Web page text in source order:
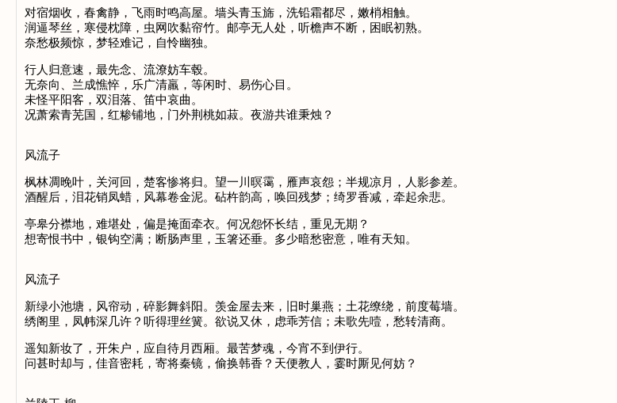
对宿烟收，春禽静，飞雨时鸣高屋。墙头青玉旆，洗铅霜都尽，嫩梢相触。
润逼琴丝，寒侵枕障，虫网吹黏帘竹。邮亭无人处，听檐声不断，困眠初熟。
奈愁极频惊，梦轻难记，自怜幽独。
行人归意速，最先念、流潦妨车毂。
无奈向、兰成憔悴，乐广清羸，等闲时、易伤心目。
未怪平阳客，双泪落、笛中哀曲。
况萧索青芜国，红糁铺地，门外荆桃如菽。夜游共谁秉烛？
风流子
枫林凋晚叶，关河回，楚客惨将归。望一川暝霭，雁声哀怨；半规凉月，人影参差。
酒醒后，泪花销凤蜡，风幕卷金泥。砧杵韵高，唤回残梦；绮罗香减，牵起余悲。
亭皋分襟地，难堪处，偏是掩面牵衣。何况怨怀长结，重见无期？
想寄恨书中，银钩空满；断肠声里，玉箸还垂。多少暗愁密意，唯有天知。
风流子
新绿小池塘，风帘动，碎影舞斜阳。羡金屋去来，旧时巢燕；土花缭绕，前度莓墙。
绣阁里，凤帏深几许？听得理丝簧。欲说又休，虑乖芳信；未歌先噎，愁转清商。
遥知新妆了，开朱户，应自待月西厢。最苦梦魂，今宵不到伊行。
问甚时却与，佳音密耗，寄将秦镜，偷换韩香？天便教人，霎时厮见何妨？